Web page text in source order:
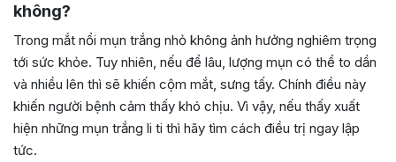
không?
Trong mắt nổi mụn trắng nhỏ không ảnh hưởng nghiêm trọng
tới sức khỏe. Tuy nhiên, nếu để lâu, lượng mụn có thể to dần
và nhiều lên thì sẽ khiến cộm mắt, sưng tấy. Chính điều này
khiến người bệnh cảm thấy khó chịu. Vì vậy, nếu thấy xuất
hiện những mụn trắng li ti thì hãy tìm cách điều trị ngay lập
tức.